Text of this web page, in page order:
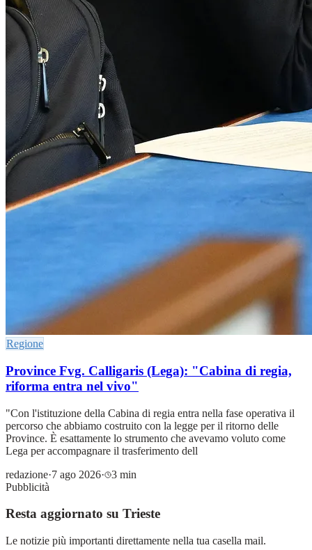
Regione
Province Fvg. Calligaris (Lega): "Cabina di regia,
riforma entra nel vivo"
"Con l'istituzione della Cabina di regia entra nella fase operativa il
percorso che abbiamo costruito con la legge per il ritorno delle
Province. È esattamente lo strumento che avevamo voluto come
Lega per accompagnare il trasferimento dell
redazione·7 ago 2026·
3 min
Pubblicità
Resta aggiornato su Trieste
Le notizie più importanti direttamente nella tua casella mail.